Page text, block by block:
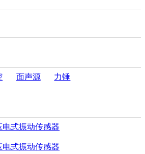
面声源 力锤
电式振动传感器
电式振动传感器